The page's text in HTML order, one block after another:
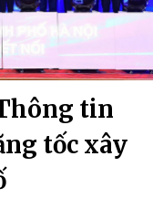
tin
tốc xây